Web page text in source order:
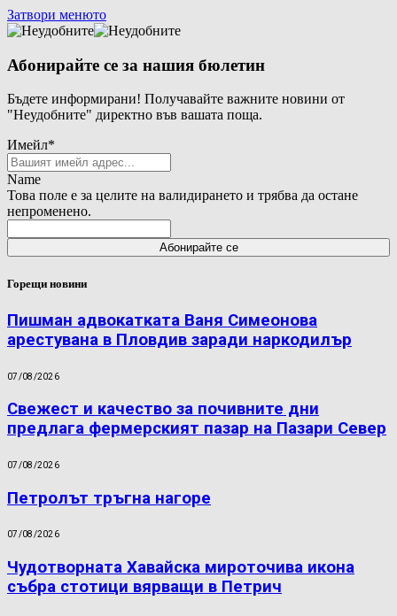
Затвори менюто
Абонирайте се за нашия бюлетин
Бъдете информирани! Получавайте важните новини от
"Неудобните" директно във вашата поща.
Имейл*
Name
Това поле е за целите на валидирането и трябва да остане
непроменено.
Горещи новини
Пишман адвокатката Ваня Симеонова
арестувана в Пловдив заради наркодилър
07/08/2026
Свежест и качество за почивните дни
предлага фермерският пазар на Пазари Север
07/08/2026
Петролът тръгна нагоре
07/08/2026
Чудотворната Хавайска мироточива икона
събра стотици вярващи в Петрич